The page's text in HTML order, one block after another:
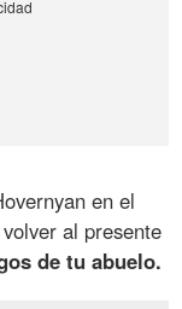
en el
al presente
de tu abuelo.